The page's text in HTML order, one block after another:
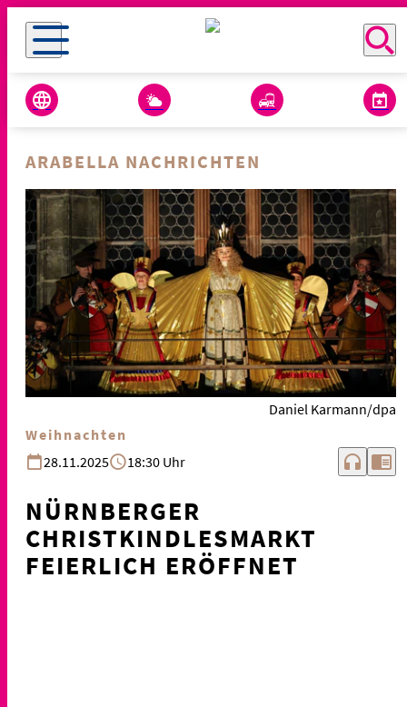
ARABELLA NACHRICHTEN
Daniel Karmann/dpa
Weihnachten
28.11.2025
18:30 Uhr headphones chrome_reader_mode
NÜRNBERGER
CHRISTKINDLESMARKT
FEIERLICH ERÖFFNET